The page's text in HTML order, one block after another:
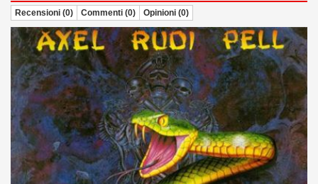
Recensioni (0) Commenti (0) Opinioni (0)